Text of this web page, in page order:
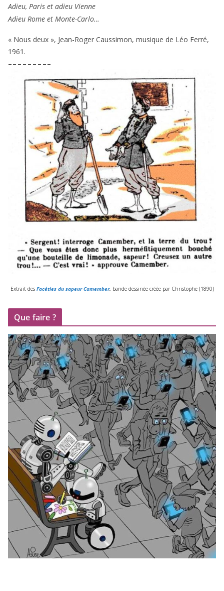
Adieu, Paris et adieu Vienne
Adieu Rome et Monte-Carlo…
« Nous deux », Jean-Roger Caussimon, musique de Léo Ferré,
1961 .
– – – – – – – – –
Extrait desFacéties du sapeur Camember, bande des­si­née créée par Christophe (1890)
Que faire ?